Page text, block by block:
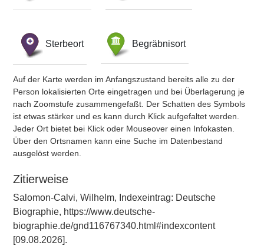
Sterbeort Begräbnisort
Auf der Karte werden im Anfangszustand bereits alle zu der
Person lokalisierten Orte eingetragen und bei Überlagerung je
nach Zoomstufe zusammengefaßt. Der Schatten des Symbols
ist etwas stärker und es kann durch Klick aufgefaltet werden.
Jeder Ort bietet bei Klick oder Mouseover einen Infokasten.
Über den Ortsnamen kann eine Suche im Datenbestand
ausgelöst werden.
Zitierweise
Salomon-Calvi, Wilhelm, Indexeintrag: Deutsche
Biographie, https://www.deutsche-
biographie.de/gnd116767340.html#indexcontent
[09.08.2026].